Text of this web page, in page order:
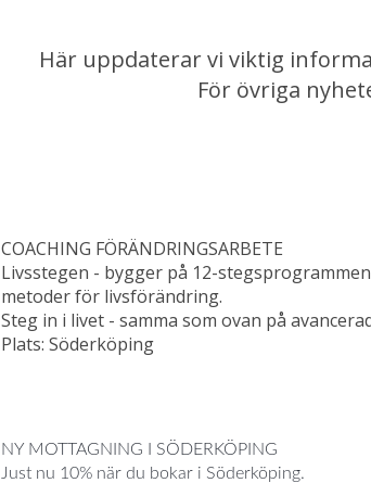
Här uppdaterar vi viktig
För övriga
COACHING FÖRÄNDRINGSARBETE
Livsstegen - bygger på 12-
metoder för livsförändring.
Steg in i livet - samma som ovan på
Plats: Söderköping
NY MOTTAGNING I SÖDERKÖPING
Just nu 10% när du bokar i Söderköping.